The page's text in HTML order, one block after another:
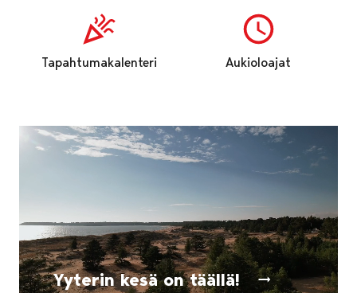
Tapahtumakalenteri Aukioloajat
Yyterin kesä on täällä!